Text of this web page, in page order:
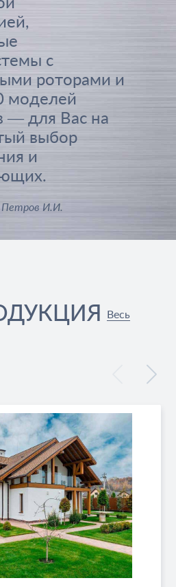
с
роторами и
моделей
— для Вас на
выбор
и
Петров И.И.
Весь